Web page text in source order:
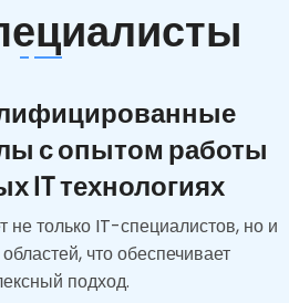
с опытом работы
IT технологиях
только IT-специалистов, но и
что обеспечивает
подход.